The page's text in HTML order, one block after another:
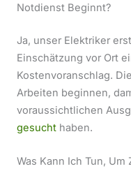
Notdienst Beginnt?
Ja, unser Elektriker
Einschätzung vor Ort
Kostenvoranschlag.
Arbeiten beginnen,
voraussichtlichen
gesucht haben.
Was Kann Ich Tun,